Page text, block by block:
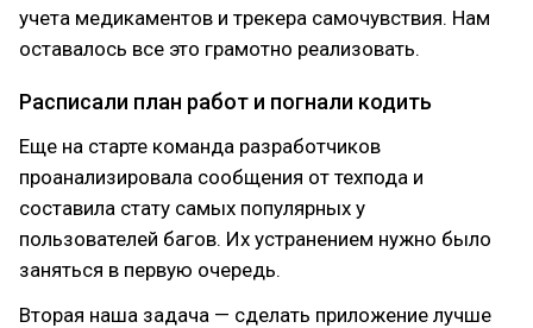
учета медикаментов и трекера самочувствия. Нам
оставалось все это грамотно реализовать.
Расписали план работ и погнали кодить
Еще на старте команда разработчиков
проанализировала сообщения от техпода и
составила стату самых популярных у
пользователей багов. Их устранением нужно было
заняться в первую очередь.
Вторая наша задача — сделать приложение лучше